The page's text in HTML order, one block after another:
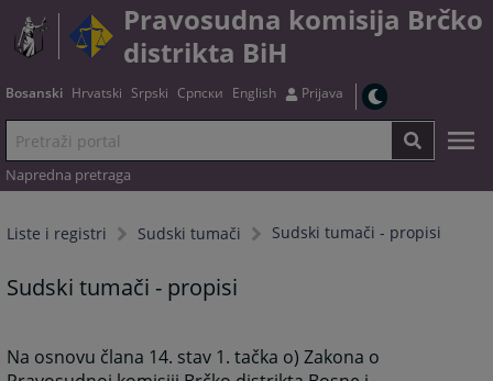
Pravosudna komisija Brčko
distrikta BiH
Bosanski Hrvatski Srpski Српски English Prijava
Napredna pretraga
Liste i registri Sudski tumači Sudski tumači - propisi
Sudski tumači - propisi
Na osnovu člana 14. stav 1. tačka o) Zakona o